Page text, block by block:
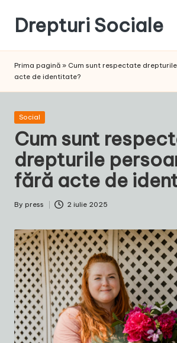
content
Drepturi Sociale
Sociale:
Schimbarea
Noastră!
Prima pagină » Cum sunt respectate
acte de identitate?
Posted
Social
Cum sunt
drepturile
fără acte de
Posted
By press 2 iulie 2025